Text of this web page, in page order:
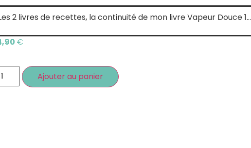
2 livres de recettes, la continuité de mon livre Vapeur Douce 1…
€
Ajouter au panier